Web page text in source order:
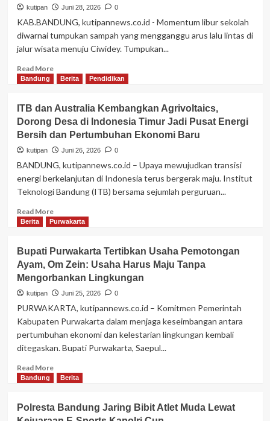
Naik
Status
Menjadi
Polresta,
Babak
Penguatan
Pelayanan
kutipan Juni 28, 2026 0
KAB.BANDUNG, kutipannews.co.id - Momentum libur sekolah
diwarnai tumpukan sampah yang mengganggu arus lalu lintas di
jalur wisata menuju Ciwidey. Tumpukan...
Read MoreRead
more
Sekolah,
Tumpukan
Sampah
Ganggu
Lalu
Lintas
di
Wisata
Ciwidey
Bandung Berita Pendidikan
ITB dan Australia Kembangkan Agrivoltaics,
Dorong Desa di Indonesia Timur Jadi Pusat Energi
Bersih dan Pertumbuhan Ekonomi Baru
kutipan Juni 26, 2026 0
BANDUNG, kutipannews.co.id – Upaya mewujudkan transisi
energi berkelanjutan di Indonesia terus bergerak maju. Institut
Teknologi Bandung (ITB) bersama sejumlah perguruan...
Read MoreRead
more
dan
Australia
Kembangkan
Agrivoltaics,
Desa
di
Indonesia
Timur
Pusat
Energi
dan
Pertumbuhan
Berita Purwakarta
Bupati Purwakarta Tertibkan Usaha Pemotongan
Ayam, Om Zein: Usaha Harus Maju Tanpa
Mengorbankan Lingkungan
kutipan Juni 25, 2026 0
PURWAKARTA, kutipannews.co.id – Komitmen Pemerintah
Kabupaten Purwakarta dalam menjaga keseimbangan antara
pertumbuhan ekonomi dan kelestarian lingkungan kembali
ditegaskan. Bupati Purwakarta, Saepul...
Read MoreRead
more
Purwakarta
Bandung Berita
Polresta Bandung Jaring Bibit Atlet Muda Lewat